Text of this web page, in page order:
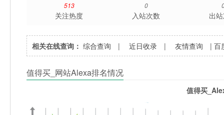
513
关注热度
0
入站次数 出
相关在线查询： 综合查询 |近日收录 |友情查询 |百
值得买_网站Alexa排名情况
值得买